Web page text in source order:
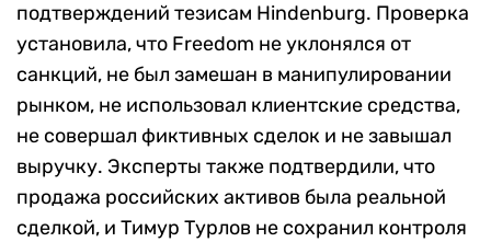
подтверждений тезисам Hindenburg. Проверка
установила, что Freedom не уклонялся от
санкций, не был замешан в манипулировании
рынком, не использовал клиентские средства,
не совершал фиктивных сделок и не завышал
выручку. Эксперты также подтвердили, что
продажа российских активов была реальной
сделкой, и Тимур Турлов не сохранил контроля